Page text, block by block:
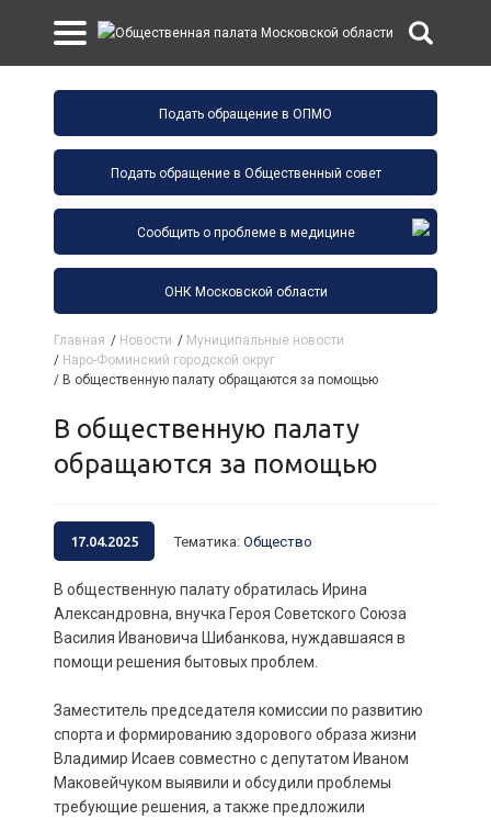
Подать обращение в ОПМО
Подать обращение в Общественный совет
Сообщить о проблеме в медицине
ОНК Московской области
Главная / Новости / Муниципальные новости
/ Наро-Фоминский городской округ
/ В общественную палату обращаются за помощью
В общественную палату
обращаются за помощью
17.04.2025 Тематика: Общество
В общественную палату обратилась Ирина
Александровна, внучка Героя Советского Союза
Василия Ивановича Шибанкова, нуждавшаяся в
помощи решения бытовых проблем.
Заместитель председателя комиссии по развитию
спорта и формированию здорового образа жизни
Владимир Исаев совместно с депутатом Иваном
Маковейчуком выявили и обсудили проблемы
требующие решения, а также предложили